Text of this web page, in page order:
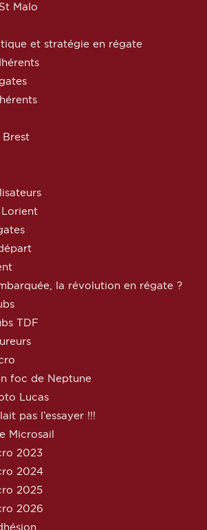
Malo
et stratégie en régate
Brest
Lorient
la révolution en régate ?
TDF
foc de Neptune
Lucas
pas l’essayer !!!
Microsail
2023
2024
2025
2026